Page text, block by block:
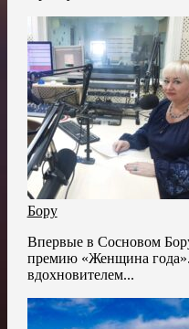
Бору
Впервые в Сосновом
премию «Женщина
вдохновителем...